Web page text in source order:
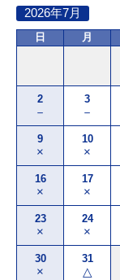
日 月
2
－
3
－
9
×
10
×
16
×
17
×
23
×
24
×
30
×
31
△
2026年7月